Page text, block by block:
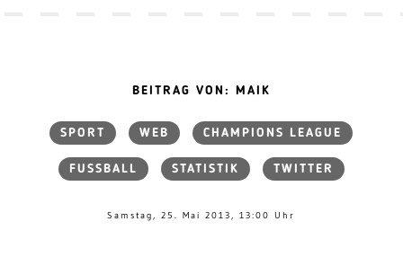
BEITRAG VON: MAIK
SPORT WEB CHAMPIONS LEAGUE
FUSSBALL STATISTIK TWITTER
Samstag, 25. Mai 2013, 13:00 Uhr